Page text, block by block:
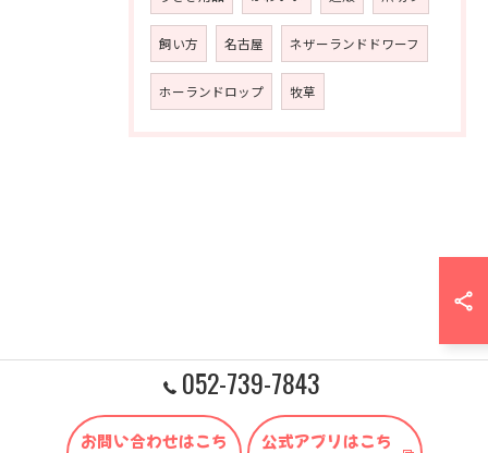
飼い方 名古屋 ネザーランドドワーフ
ホーランドロップ 牧草
052-739-7843
お問い合わせはこち
公式アプリはこち